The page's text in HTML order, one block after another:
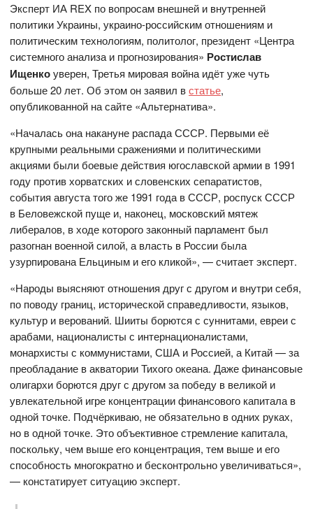
Эксперт ИА REX по вопросам внешней и внутренней
политики Украины, украино-российским отношениям и
политическим технологиям, политолог, президент «Центра
системного анализа и прогнозирования» Ростислав
Ищенкоуверен, Третья мировая война идёт уже чуть
больше 20 лет. Об этом он заявил встатье,
опубликованной на сайте «Альтернатива».
«Началась она накануне распада СССР. Первыми её
крупными реальными сражениями и политическими
акциями были боевые действия югославской армии в 1991
году против хорватских и словенских сепаратистов,
события августа того же 1991 года в СССР, роспуск СССР
в Беловежской пуще и, наконец, московский мятеж
либералов, в ходе которого законный парламент был
разогнан военной силой, а власть в России была
узурпирована Ельциным и его кликой», — считает эксперт.
«Народы выясняют отношения друг с другом и внутри себя,
по поводу границ, исторической справедливости, языков,
культур и верований. Шииты борются с суннитами, евреи с
арабами, националисты с интернационалистами,
монархисты с коммунистами, США и Россией, а Китай — за
преобладание в акватории Тихого океана. Даже финансовые
олигархи борются друг с другом за победу в великой и
увлекательной игре концентрации финансового капитала в
одной точке. Подчёркиваю, не обязательно в одних руках,
но в одной точке. Это объективное стремление капитала,
поскольку, чем выше его концентрация, тем выше и его
способность многократно и бесконтрольно увеличиваться»,
— констатирует ситуацию эксперт.